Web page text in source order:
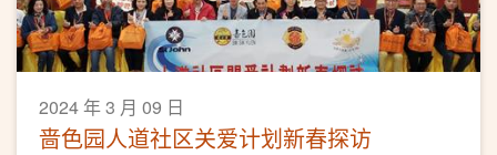
2024 年 3 月 09 日
啬色园人道社区关爱计划新春探访